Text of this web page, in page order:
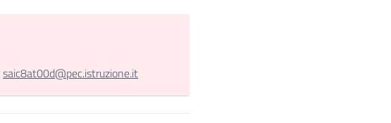
saic8at00d@pec.istruzione.it